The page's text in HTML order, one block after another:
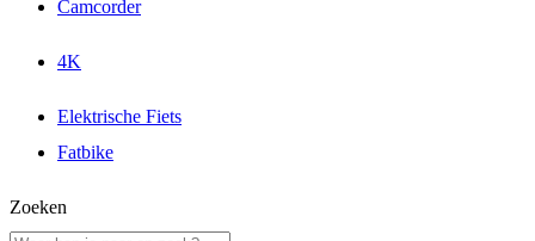
Camcorder
4K
Elektrische Fiets
Fatbike
Zoeken